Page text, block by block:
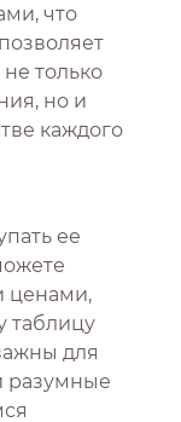
что
только
но и
каждого
ее
ценами,
таблицу
для
разумные